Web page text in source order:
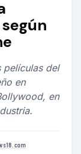
películas del
en
en